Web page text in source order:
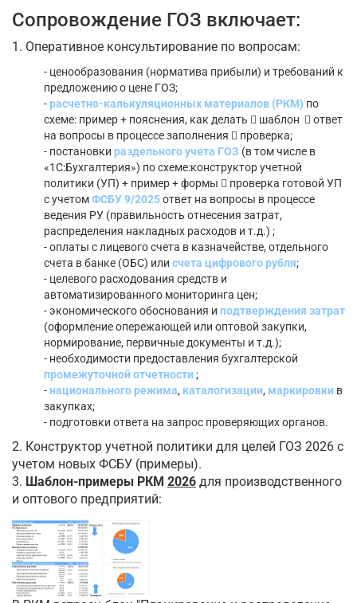
Сопровождение ГОЗ включает:
1. Оперативное консультирование по вопросам:
- ценообразования (норматива прибыли) и требований к
предложению о цене ГОЗ;
-расчетно-калькуляционных материалов (РКМ) по
схеме: пример + пояснения, как делать
шаблон
ответ
на вопросы в процессе заполнения
проверка;
- постановки раздельного учета ГОЗ (в том числе в
«1С:Бухгалтерия») по схеме:конструктор учетной
политики (УП) + пример + формы
проверка готовой УП
с учетомФСБУ 9/2025ответ на вопросы в процессе
ведения РУ (правильность отнесения затрат,
распределения накладных расходов и т.д.) ;
- оплаты с лицевого счета в казначействе, отдельного
счета в банке (ОБС) или счета цифрового рубля;
- целевого расходования средств и
автоматизированного мониторинга цен;
- экономического обоснования и подтверждения затрат
(оформление опережающей или оптовой закупки,
нормирование, первичные документы и т.д.);
- необходимости предоставления бухгалтерской
промежуточной отчетности ;
-национального режима, каталогизации, маркировки в
закупках;
- подготовки ответа на запрос проверяющих органов.
2. Конструктор учетной политики для целей ГОЗ 2026 с
учетом новых ФСБУ (примеры).
3. Шаблон-примеры РКМ 2026 для производственного
и оптового предприятий: